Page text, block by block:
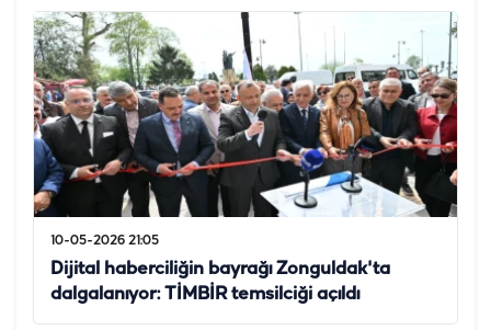
10-05-2026 21:05
Dijital haberciliğin bayrağı Zonguldak'ta
dalgalanıyor: TİMBİR temsilciği açıldı